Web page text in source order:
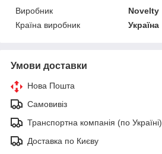
Виробник
Novelty
Країна виробник
Україна
Умови доставки
Нова Пошта
Самовивіз
Транспортна компанія (по Україні)
Доставка по Києву